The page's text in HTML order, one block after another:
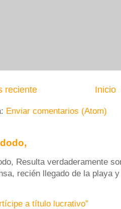
reciente Inicio
Enviar comentarios (Atom)
Resulta verdaderamente
recién llegado de la playa
a título lucrativo”